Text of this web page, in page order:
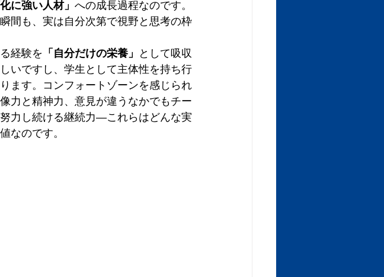
化に強い人材」 への成長過程なのです。
間も、実は自分次第で視野と思考の枠
経験を 「自分だけの栄養」
として吸収
いですし、学生として主体性を持ち行
ます。コンフォートゾーンを感じられ
力と精神力、意見が違うなかでもチー
力し続ける継続力—これらはどんな実
なのです。